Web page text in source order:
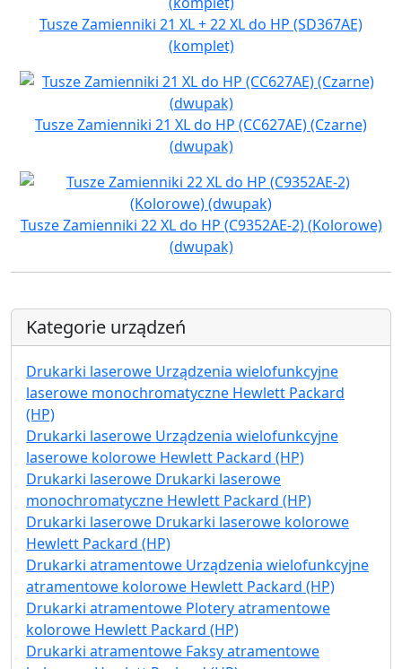
Tusze Zamienniki 21 XL + 22 XL do HP (SD367AE)
(komplet)
Tusze Zamienniki 21 XL do HP (CC627AE) (Czarne)
(dwupak)
Tusze Zamienniki 22 XL do HP (C9352AE-2) (Kolorowe)
(dwupak)
Kategorie urządzeń
Drukarki laserowe Urządzenia wielofunkcyjne
laserowe monochromatyczne Hewlett Packard
(HP)
Drukarki laserowe Urządzenia wielofunkcyjne
laserowe kolorowe Hewlett Packard (HP)
Drukarki laserowe Drukarki laserowe
monochromatyczne Hewlett Packard (HP)
Drukarki laserowe Drukarki laserowe kolorowe
Hewlett Packard (HP)
Drukarki atramentowe Urządzenia wielofunkcyjne
atramentowe kolorowe Hewlett Packard (HP)
Drukarki atramentowe Plotery atramentowe
kolorowe Hewlett Packard (HP)
Drukarki atramentowe Faksy atramentowe